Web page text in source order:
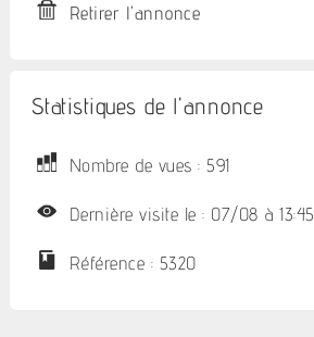
Retirer l'annonce
Statistiques de l'annonce
Nombre de vues : 591
Dernière visite le : 07/08 à 13:45
Référence : 5320